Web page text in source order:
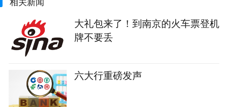
相关新闻
大礼包来了！到南京的火车票登机
牌不要丢
六大行重磅发声